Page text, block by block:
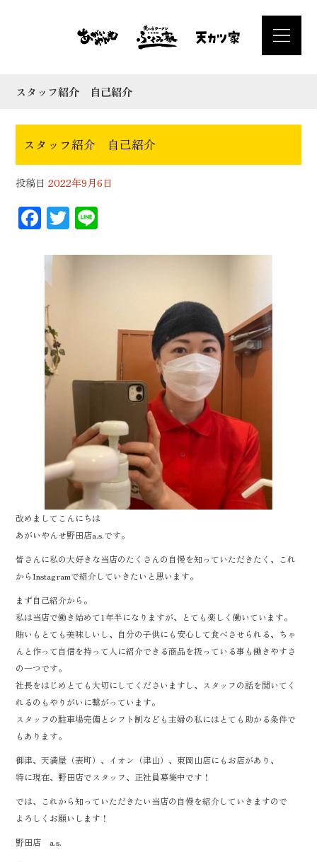
スタッフ紹介 自己紹介
スタッフ紹介 自己紹介
投稿日 2022年9月6日
F
ac
eb
oo
k
T
wi
tt e
改めましてこんにちは
あがいやんせ野田店a.s.です。
皆さんに私の大好きな当店のたくさんの自慢を知っていただきたく、これ
からInstagramで紹介していきたいと思います。
まず自己紹介から。
私は当店で働き始めて1年半になりますが、とても楽しく働いています。
賄いもとても美味しいし、自分の子供にも安心して食べさせられる、ちゃ
んと作って自信を持って人に紹介できる商品を扱っている事も働きやすさ
の一つです。
社長をはじめとても大切にしてくださいますし、スタッフの話を聞いてく
れるのもやりがいに繋がっています。
スタッフの駐車場完備とシフト制なども主婦の私にはとても助かる条件で
もあります。
御津、天満屋（表町）、イオン（津山）、東岡山店にもお店があり、
特に現在、野田店でスタッフ、正社員募集中です！
では、これから知っていただきたい当店の自慢を紹介していきますので
よろしくお願いします！
野田店 a.s.